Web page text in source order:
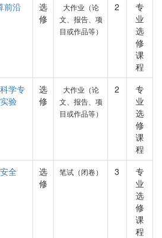
前沿
选
修
大作业（论
文、报告、项
目或作品等）
2
专
业
选
修
课
程
学专
验
选
修
大作业（论
文、报告、项
目或作品等）
2
专
业
选
修
课
程
全
选
修
笔试（闭卷） 3
专
业
选
修
课
程